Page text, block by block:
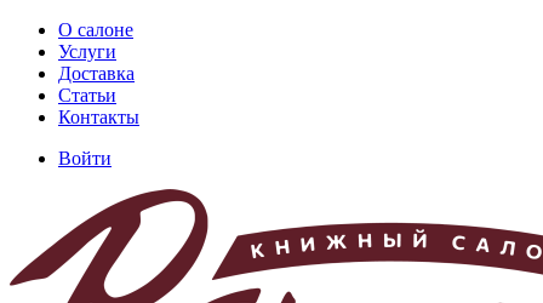
Перейти
основному
содержанию
Основная
навигация
О салоне
Услуги
Доставка
Статьи
Контакты
учётной
записи
пользователя
Войти